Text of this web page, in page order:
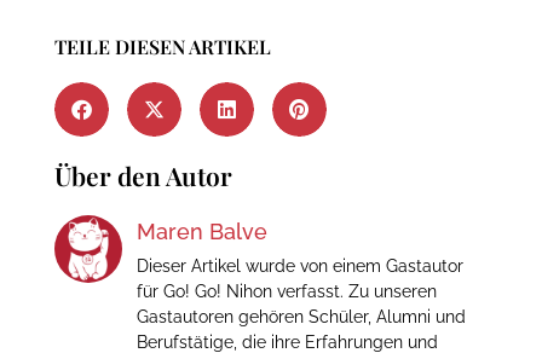
TEILE DIESEN ARTIKEL
Über den Autor
Maren Balve
Dieser Artikel wurde von einem Gastautor
für Go! Go! Nihon verfasst. Zu unseren
Gastautoren gehören Schüler, Alumni und
Berufstätige, die ihre Erfahrungen und